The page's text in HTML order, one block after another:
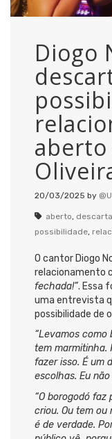
Diogo
aberto
20/03/2025 by
aberto, descarta
possibilidade,
O cantor Diogo
relacionamento
fechada!”. Essa
uma entrevista
possibilidade de
“Levamos como
tem marmitinha.
fazer isso. É um
escolhas. Eu
“O borogodó
criou. Ou tem ou
é de verdade.